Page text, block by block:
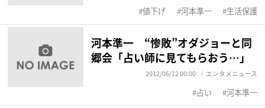
値下げ 河本準一 生活保護
河本準一 “惨敗”オダジョーと同
郷会「占い師に見てもらおう…」
2012/06/12 00:00 エンタメニュース
占い 河本準一